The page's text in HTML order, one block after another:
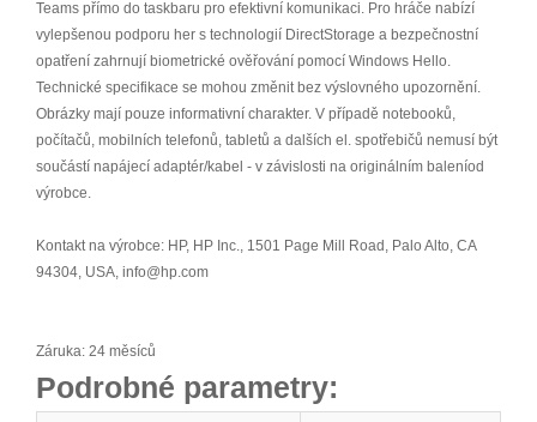
Teams přímo do taskbaru pro efektivní komunikaci. Pro hráče nabízí
vylepšenou podporu her s technologií DirectStorage a bezpečnostní
opatření zahrnují biometrické ověřování pomocí Windows Hello.
Technické specifikace se mohou změnit bez výslovného upozornění.
Obrázky mají pouze informativní charakter. V případě notebooků,
počítačů, mobilních telefonů, tabletů a dalších el. spotřebičů nemusí být
součástí napájecí adaptér/kabel - v závislosti na originálním baleníod
výrobce.
Kontakt na výrobce: HP, HP Inc., 1501 Page Mill Road, Palo Alto, CA
94304, USA, info@hp.com
Záruka: 24 měsíců
Podrobné parametry: